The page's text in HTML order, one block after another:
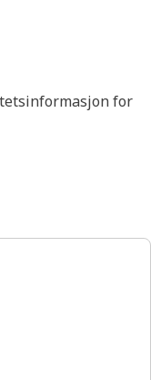
for